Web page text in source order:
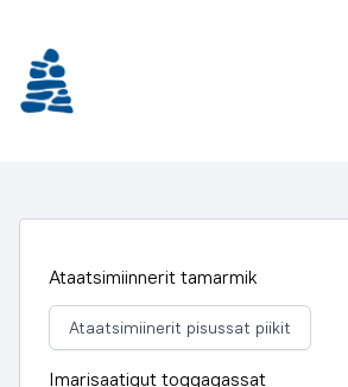
Ataatsimiinnerit tamarmik
Ataatsimiinerit pisussat piikit
Imarisaatigut toqqagassat